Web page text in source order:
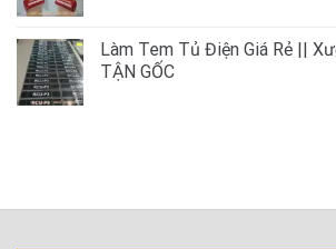
Làm Tem Tủ Điện Giá Rẻ ||
TẬN GỐC